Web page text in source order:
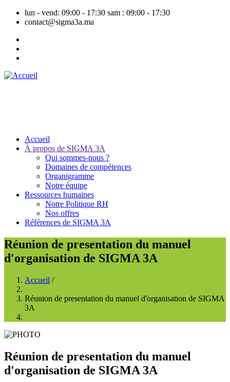
Aller
principal
lun - vend: 09:00 - 17:30 sam : 09:00 - 17:30
contact@sigma3a.ma
Navigation
principale
Accueil
À propos de SIGMA 3A
Qui sommes-nous ?
Domaines de compétences
Organigramme
Notre équipe
Ressources humaines
Notre Politique RH
Nos offres
Références de SIGMA 3A
Réunion de presentation du manuel
d'organisation de SIGMA 3A
Fil
d'Ariane
Accueil /
Réunion de presentation du manuel d'organisation de SIGMA
3A
Réunion de presentation du manuel
d'organisation de SIGMA 3A